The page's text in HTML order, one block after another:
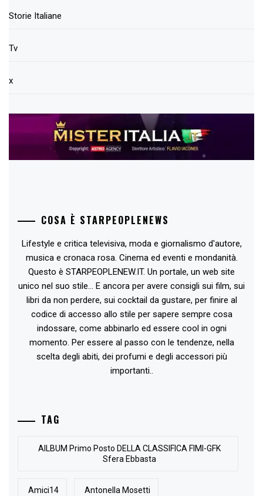
Storie Italiane
Tv
x
COSA È STARPEOPLENEWS
Lifestyle e critica televisiva, moda e giornalismo d'autore,
musica e cronaca rosa. Cinema ed eventi e mondanità.
Questo è STARPEOPLENEW.IT. Un portale, un web site
unico nel suo stile... E ancora per avere consigli sui film, sui
libri da non perdere, sui cocktail da gustare, per finire al
codice di accesso allo stile per sapere sempre cosa
indossare, come abbinarlo ed essere cool in ogni
momento. Per essere al passo con le tendenze, nella
scelta degli abiti, dei profumi e degli accessori più
importanti..
TAG
AlLBUM Primo Posto DELLA CLASSIFICA FIMI-GFK
Sfera Ebbasta
Amici14 Antonella Mosetti